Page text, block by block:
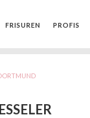
FRISUREN PROFIS